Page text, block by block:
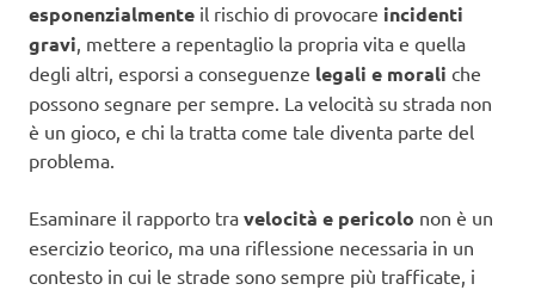
esponenzialmente il rischio di provocare incidenti
gravi, mettere a repentaglio la propria vita e quella
degli altri, esporsi a conseguenze legali e morali che
possono segnare per sempre. La velocità su strada non
è un gioco, e chi la tratta come tale diventa parte del
problema.
Esaminare il rapporto tra velocità e pericolo non è un
esercizio teorico, ma una riflessione necessaria in un
contesto in cui le strade sono sempre più trafficate, i